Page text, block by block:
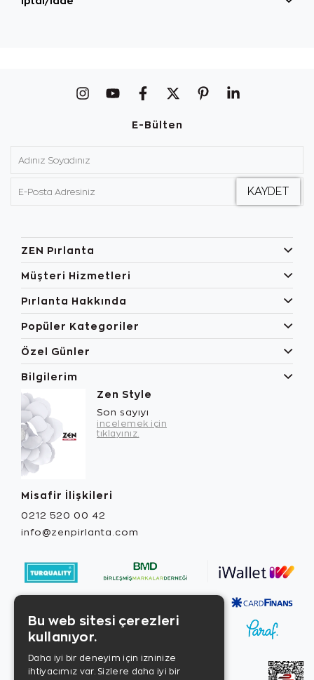
E-Bülten
ZEN Pırlanta
Müşteri Hizmetleri
Pırlanta Hakkında
Popüler Kategoriler
Özel Günler
Bilgilerim
Zen Style
Son sayıyı
incelemek için
tıklayınız.
Misafir İlişkileri
0212 520 00 42
info@zenpirlanta.com
Bu web sitesi çerezleri
kullanıyor.
Daha iyi bir deneyim için izninize
ihtiyacımız var. Sizlere daha iyi bir